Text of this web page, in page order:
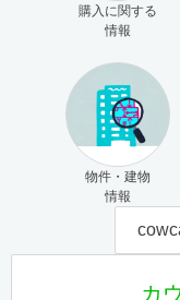
購入に関する
情報
物件・建物
情報
カ